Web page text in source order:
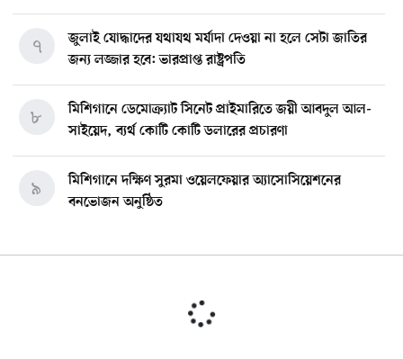
জুলাই যোদ্ধাদের যথাযথ মর্যাদা দেওয়া না হলে সেটা জাতির
জন্য লজ্জার হবে: ভারপ্রাপ্ত রাষ্ট্রপতি
৭
মিশিগানে ডেমোক্র্যাট সিনেট প্রাইমারিতে জয়ী আবদুল আল-
সাইয়েদ, ব্যর্থ কোটি কোটি ডলারের প্রচারণা
৮
মিশিগানে দক্ষিণ সুরমা ওয়েলফেয়ার অ্যাসোসিয়েশনের
বনভোজন অনুষ্ঠিত
৯
বিশ্বজুড়ে কূটনৈতিক পুনর্বিন্যাস, ৫ অঞ্চলে মিশন বন্ধ করছে
১০
মিশিগানে ফ্রেন্ডস এন্ড ফ্যামিলির বনভোজনে প্রাণের উচ্ছ্বাস